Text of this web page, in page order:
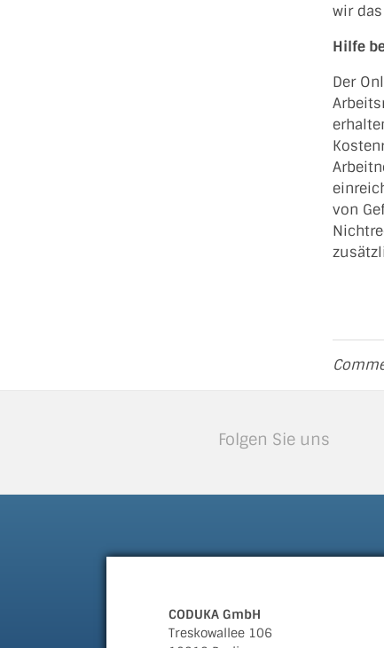
wir
Hilfe
Der
von
Folgen Sie uns
CODUKA GmbH
Treskowallee 106